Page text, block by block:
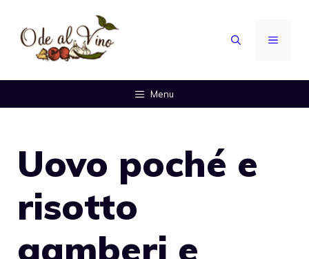
contenuto
MENU
Menu
Uovo poché e
risotto
gamberi e